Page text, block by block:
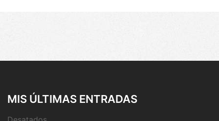
MIS ÚLTIMAS ENTRADAS